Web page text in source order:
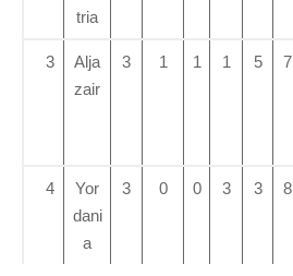
tria
3
Alja
zair
3 1 1 1 5 7
4
Yor
dani
a
3 0 0 3 3 8